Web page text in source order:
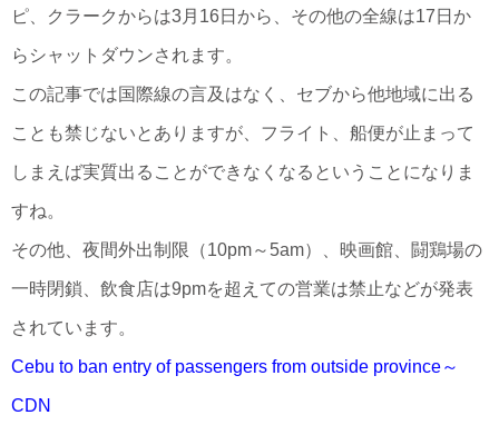
ピ、クラークからは3月16日から、その他の全線は17日か
らシャットダウンされます。
この記事では国際線の言及はなく、セブから他地域に出る
ことも禁じないとありますが、フライト、船便が止まって
しまえば実質出ることができなくなるということになりま
すね。
その他、夜間外出制限（10pm～5am）、映画館、闘鶏場の
一時閉鎖、飲食店は9pmを超えての営業は禁止などが発表
されています。
Cebu to ban entry of passengers from outside province～
CDN